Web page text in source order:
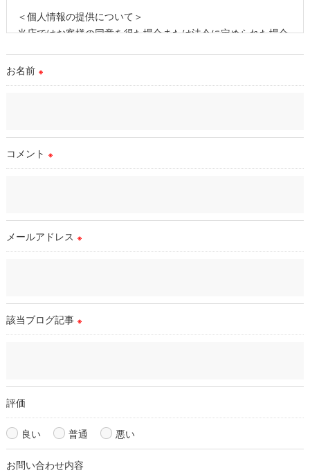
＜個人情報の提供について＞
当店ではお客様の同意を得た場合または法令に定められた場合
取得した個人情報を第三者に提供することはいたしません。
これらの委託先に対しては個人情報保護契約等の措置をとり、
適切な監督を行います。
理対策を実施します。
＜個人情報の開示･訂正・削除･利用停止の手続について＞
個人情報の開示･訂正･削除・利用停止の具体的手続きにつきま
しては、お電話でお問合せ下さい。
お名前 ※
コメント ※
メールアドレス ※
該当ブログ記事 ※
評価
良い 普通 悪い
お問い合わせ内容